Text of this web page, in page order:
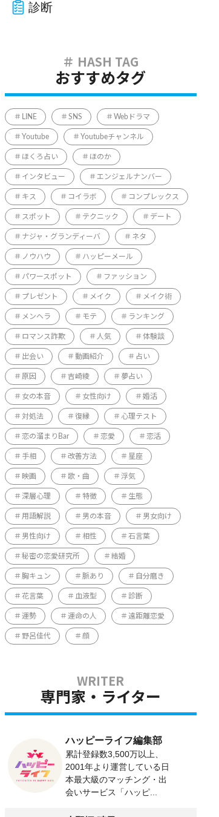
診断
おすすめタグ
LINE SNS Webドラマ
Youtube Youtubeチャンネル
ほくろ占い ほのか
インタビュー エンジェルナンバー
キス コイラボ コンプレックス
スポット テクニック デート
ナジャ・グランディーバ ネタ
ノウハウ ハッピーメール
パワースポット ファッション
プレゼント メイク メイク術
メンヘラ モテ ランキング
ロマンス詐欺 人気 体験談
出会い 動画紹介 占い
原因 吉崎綾 夢占い
女の本音 女性向け 婚活
対処法 復縁 心理テスト
恋の溜まりBar 恋愛 恋活
手相 改善方法 星座
映画 歌・曲 浮気
深層心理 特徴 生態
用語解説 男の本音 男女向け
男性向け 相性 石言葉
秘密の恋愛研究所 結婚
胸キュン 脈あり 自分磨き
花言葉 血液型 診断
運勢 運命の人 遠距離恋愛
野呂佳代 顔
専門家・ライター
ハッピーライフ編集部
累計登録数3,500万以上、
2001年より運営している日
本最大級のマッチング・出
会いサービス「ハッピ...